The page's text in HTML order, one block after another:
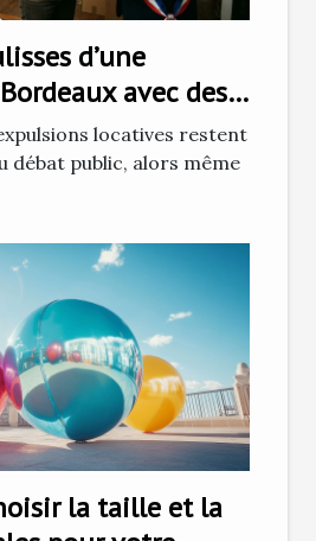
d’une
avec des
justice
locatives restent
débat public, alors même
la taille et la